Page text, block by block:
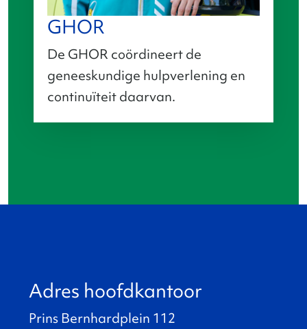
GHOR
De GHOR coördineert de
geneeskundige hulpverlening en
continuïteit daarvan.
Adres hoofdkantoor
Prins Bernhardplein 112